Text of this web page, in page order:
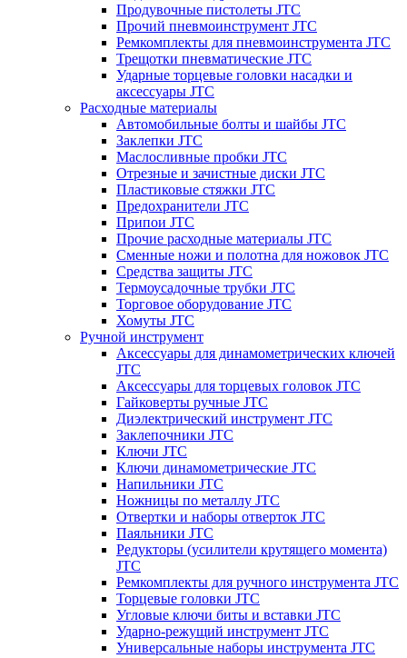
Продувочные пистолеты JTC
Прочий пневмоинструмент JTC
Ремкомплекты для пневмоинструмента JTC
Трещотки пневматические JTC
Ударные торцевые головки насадки и
аксессуары JTC
Расходные материалы
Автомобильные болты и шайбы JTC
Заклепки JTC
Маслосливные пробки JTC
Отрезные и зачистные диски JTC
Пластиковые стяжки JTC
Предохранители JTC
Припои JTC
Прочие расходные материалы JTC
Сменные ножи и полотна для ножовок JTC
Средства защиты JTC
Термоусадочные трубки JTC
Торговое оборудование JTC
Хомуты JTC
Ручной инструмент
Аксессуары для динамометрических ключей
JTC
Аксессуары для торцевых головок JTC
Гайковерты ручные JTC
Диэлектрический инструмент JTC
Заклепочники JTC
Ключи JTC
Ключи динамометрические JTC
Напильники JTC
Ножницы по металлу JTC
Отвертки и наборы отверток JTC
Паяльники JTC
Редукторы (усилители крутящего момента)
JTC
Ремкомплекты для ручного инструмента JTC
Торцевые головки JTC
Угловые ключи биты и вставки JTC
Ударно-режущий инструмент JTC
Универсальные наборы инструмента JTC